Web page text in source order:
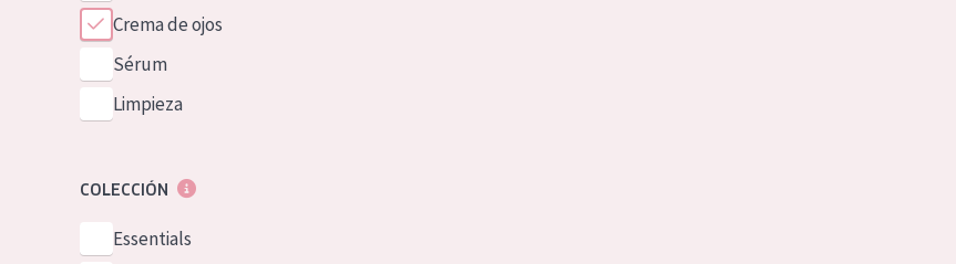
Crema de ojos
Sérum
Limpieza
COLECCIÓN
Essentials